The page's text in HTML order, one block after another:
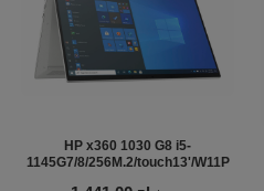
HP x360 1030 G8 i5-
1145G7/8/256M.2/touch13'/W11P